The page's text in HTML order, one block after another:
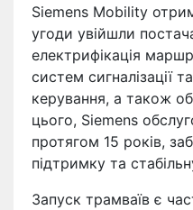
Siemens Mobility
угоди увійшли
електрифікація
систем сигналізації
керування, а також
цього, Siemens
протягом 15 років,
підтримку та
Запуск трамваїв є